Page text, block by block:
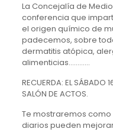
La Concejalía de
conferencia que
el origen químico de
padecemos, sobre
dermatitis atópica,
alimenticias…………
RECUERDA: EL SÁBADO
SALÓN DE ACTOS.
Te mostraremos
diarios pueden